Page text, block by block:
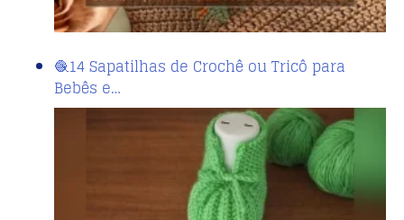
🧶14 Sapatilhas de Crochê ou Tricô para
Bebês e…